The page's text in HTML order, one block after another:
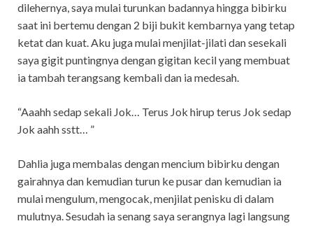
dilehernya, saya mulai turunkan badannya hingga bibirku
saat ini bertemu dengan 2 biji bukit kembarnya yang tetap
ketat dan kuat. Aku juga mulai menjilat-jilati dan sesekali
saya gigit puntingnya dengan gigitan kecil yang membuat
ia tambah terangsang kembali dan ia medesah.
“Aaahh sedap sekali Jok… Terus Jok hirup terus Jok sedap
Jok aahh sstt… ”
Dahlia juga membalas dengan mencium bibirku dengan
gairahnya dan kemudian turun ke pusar dan kemudian ia
mulai mengulum, mengocak, menjilat penisku di dalam
mulutnya. Sesudah ia senang saya serangnya lagi langsung